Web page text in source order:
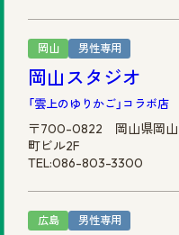
岡山 男性専用
岡山スタジオ
「雲上のゆりかご」コラボ店
〒700-0822 岡山県岡山
町ビル2F
TEL:086-803-3300
広島 男性専用